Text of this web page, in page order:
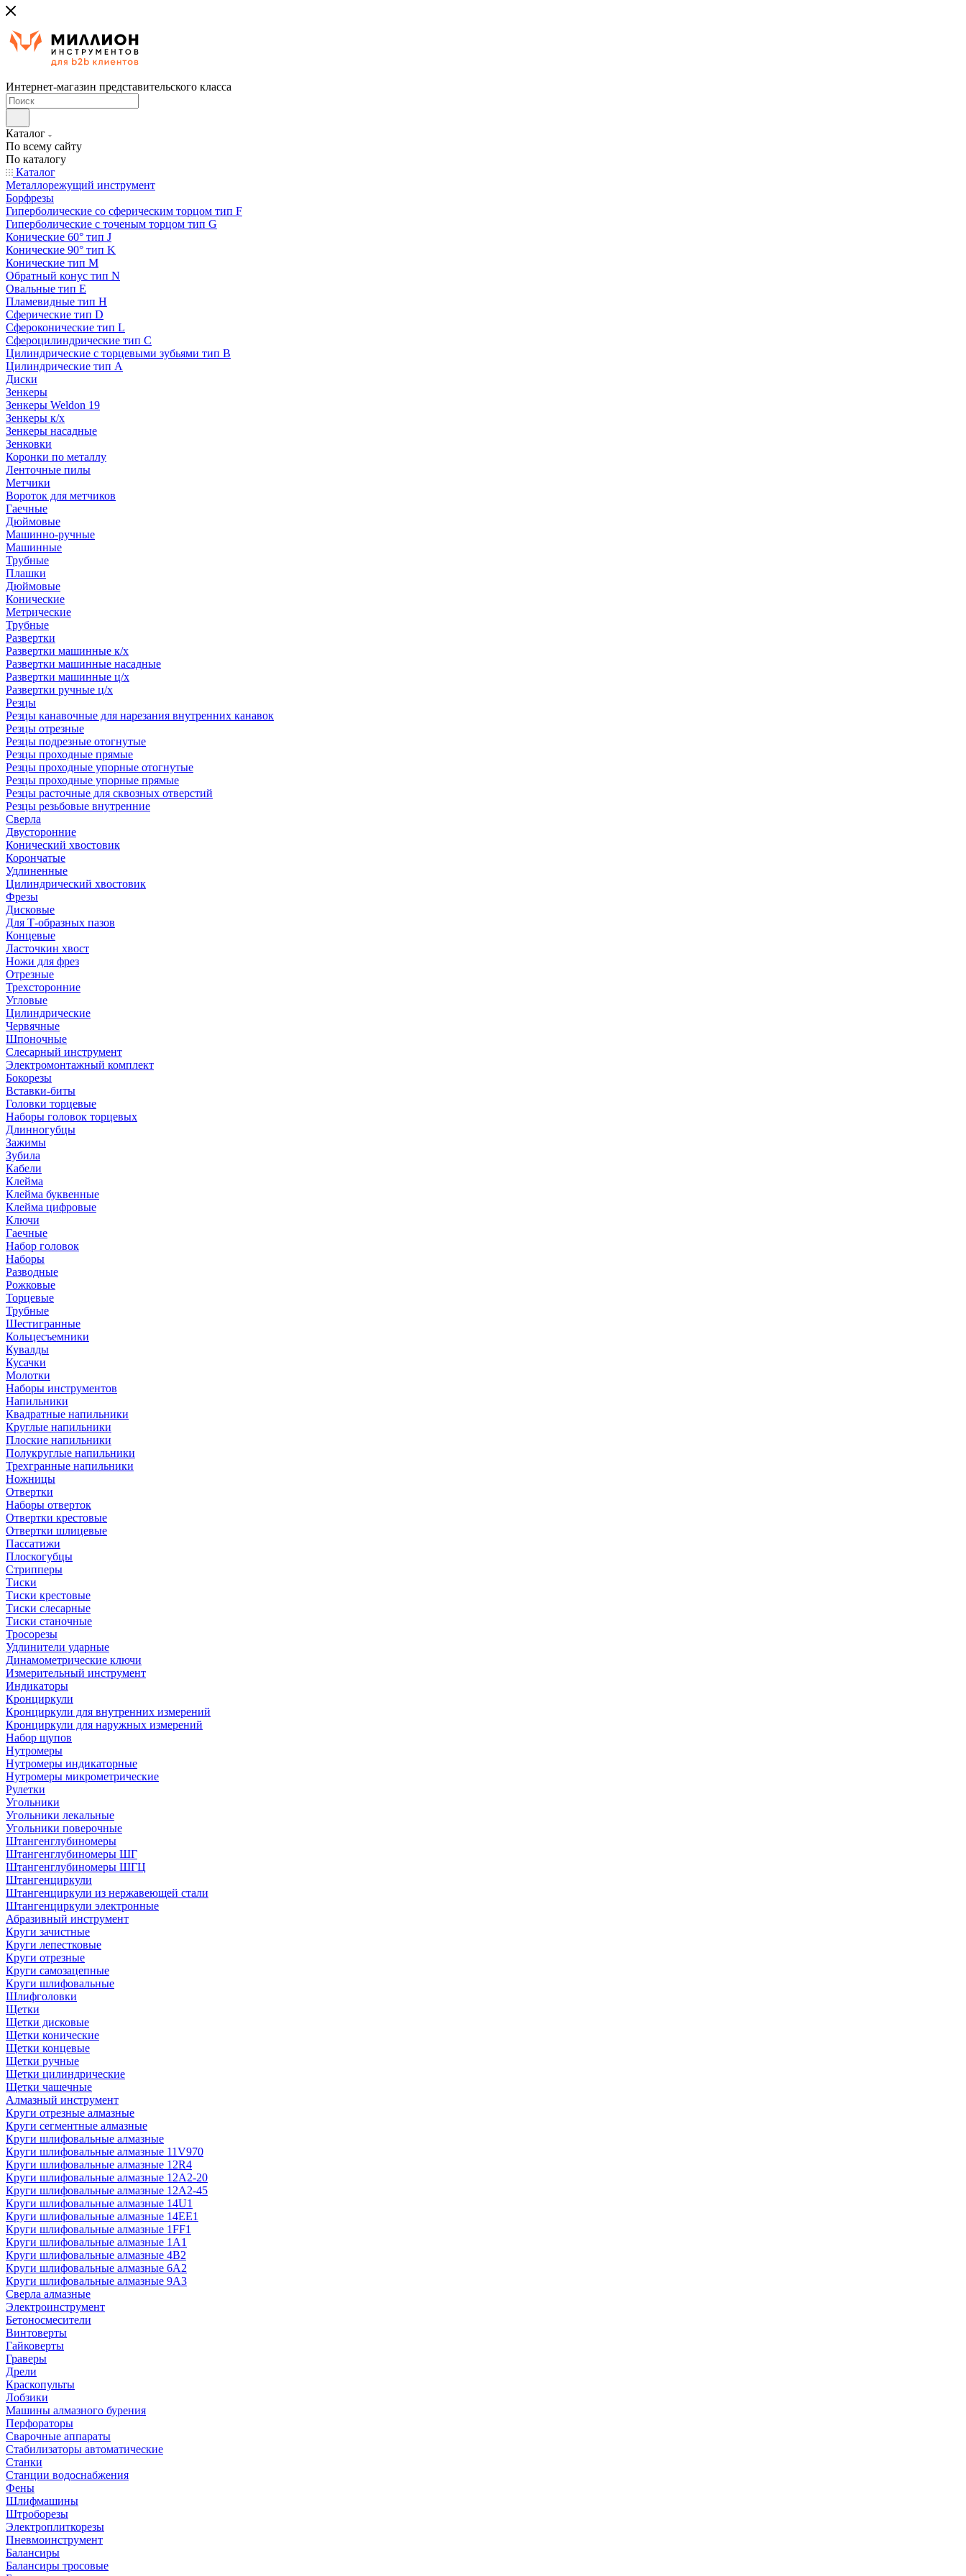
Интернет-магазин представительского класса
Каталог
По всему сайту
По каталогу
Каталог
Металлорежущий инструмент
Борфрезы
Гиперболические cо сферическим торцом тип F
Гиперболические с точеным торцом тип G
Конические 60° тип J
Конические 90° тип K
Конические тип M
Обратный конус тип N
Овальные тип E
Пламевидные тип H
Сферические тип D
Сфероконические тип L
Сфероцилиндрические тип C
Цилиндрические с торцевыми зубьями тип B
Цилиндрические тип А
Диски
Зенкеры
Зенкеры Weldon 19
Зенкеры к/х
Зенкеры насадные
Зенковки
Коронки по металлу
Ленточные пилы
Метчики
Вороток для метчиков
Гаечные
Дюймовые
Машинно-ручные
Машинные
Трубные
Плашки
Дюймовые
Конические
Метрические
Трубные
Развертки
Развертки машинные к/х
Развертки машинные насадные
Развертки машинные ц/х
Развертки ручные ц/х
Резцы
Резцы канавочные для нарезания внутренних канавок
Резцы отрезные
Резцы подрезные отогнутые
Резцы проходные прямые
Резцы проходные упорные отогнутые
Резцы проходные упорные прямые
Резцы расточные для сквозных отверстий
Резцы резьбовые внутренние
Сверла
Двусторонние
Конический хвостовик
Корончатые
Удлиненные
Цилиндрический хвостовик
Фрезы
Дисковые
Для Т-образных пазов
Концевые
Ласточкин хвост
Ножи для фрез
Отрезные
Трехсторонние
Угловые
Цилиндрические
Червячные
Шпоночные
Слесарный инструмент
Электромонтажный комплект
Бокорезы
Вставки-биты
Головки торцевые
Наборы головок торцевых
Длинногубцы
Зажимы
Зубила
Кабели
Клейма
Клейма буквенные
Клейма цифровые
Ключи
Гаечные
Набор головок
Наборы
Разводные
Рожковые
Торцевые
Трубные
Шестигранные
Кольцесъемники
Кувалды
Кусачки
Молотки
Наборы инструментов
Напильники
Квадратные напильники
Круглые напильники
Плоские напильники
Полукруглые напильники
Трехгранные напильники
Ножницы
Отвертки
Наборы отверток
Отвертки крестовые
Отвертки шлицевые
Пассатижи
Плоскогубцы
Стрипперы
Тиски
Тиски крестовые
Тиски слесарные
Тиски станочные
Тросорезы
Удлинители ударные
Динамометрические ключи
Измерительный инструмент
Индикаторы
Кронциркули
Кронциркули для внутренних измерений
Кронциркули для наружных измерений
Набор щупов
Нутромеры
Нутромеры индикаторные
Нутромеры микрометрические
Рулетки
Угольники
Угольники лекальные
Угольники поверочные
Штангенглубиномеры
Штангенглубиномеры ШГ
Штангенглубиномеры ШГЦ
Штангенциркули
Штангенциркули из нержавеющей стали
Штангенциркули электронные
Абразивный инструмент
Круги зачистные
Круги лепестковые
Круги отрезные
Круги самозацепные
Круги шлифовальные
Шлифголовки
Щетки
Щетки дисковые
Щетки конические
Щетки концевые
Щетки ручные
Щетки цилиндрические
Щетки чашечные
Алмазный инструмент
Круги отрезные алмазные
Круги сегментные алмазные
Круги шлифовальные алмазные
Круги шлифовальные алмазные 11V970
Круги шлифовальные алмазные 12R4
Круги шлифовальные алмазные 12А2-20
Круги шлифовальные алмазные 12А2-45
Круги шлифовальные алмазные 14U1
Круги шлифовальные алмазные 14ЕЕ1
Круги шлифовальные алмазные 1FF1
Круги шлифовальные алмазные 1А1
Круги шлифовальные алмазные 4В2
Круги шлифовальные алмазные 6A2
Круги шлифовальные алмазные 9А3
Сверла алмазные
Электроинструмент
Бетоносмесители
Винтоверты
Гайковерты
Граверы
Дрели
Краскопульты
Лобзики
Машины алмазного бурения
Перфораторы
Сварочные аппараты
Стабилизаторы автоматические
Станки
Станции водоснабжения
Фены
Шлифмашины
Штроборезы
Электроплиткорезы
Пневмоинструмент
Балансиры
Балансиры тросовые